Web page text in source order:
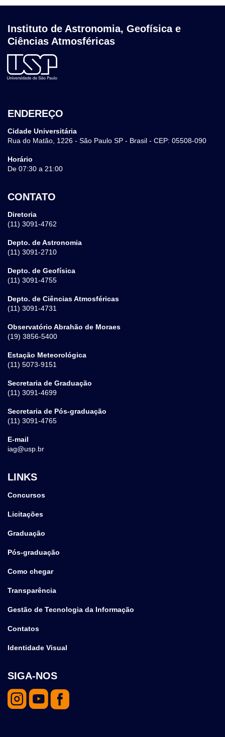
Instituto de Astronomia, Geofísica e
Ciências Atmosféricas
ENDEREÇO
Cidade Universitária
Rua do Matão, 1226 - São Paulo SP - Brasil - CEP: 05508-090
Horário
De 07:30 a 21:00
CONTATO
Diretoria
(11) 3091-4762
Depto. de Astronomia
(11) 3091-2710
Depto. de Geofísica
(11) 3091-4755
Depto. de Ciências Atmosféricas
(11) 3091-4731
Observatório Abrahão de Moraes
(19) 3856-5400
Estação Meteorológica
(11) 5073-9151
Secretaria de Graduação
(11) 3091-4699
Secretaria de Pós-graduação
(11) 3091-4765
E-mail
iag@usp.br
LINKS
Concursos
Licitações
Graduação
Pós-graduação
Como chegar
Transparência
Gestão de Tecnologia da Informação
Contatos
Identidade Visual
SIGA-NOS